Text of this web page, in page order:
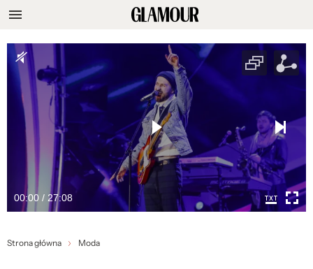
00:00 / 27:08
Strona główna Moda